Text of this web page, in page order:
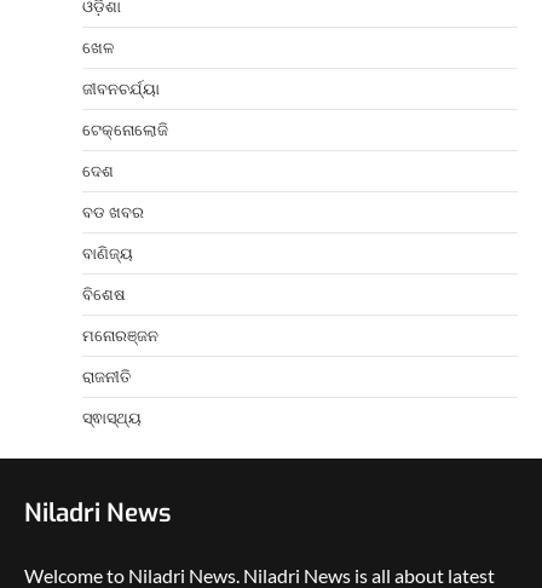
ଓଡ଼ିଶା
ଖେଳ
ଜୀବନଚର୍ଯ୍ୟା
ଟେକ୍ନୋଲୋଜି
ଦେଶ
ବଡ ଖବର
ବାଣିଜ୍ୟ
ବିଶେଷ
ମନୋରଞ୍ଜନ
ରାଜନୀତି
ସ୍ଵାସ୍ଥ୍ୟ
Niladri News
Welcome to Niladri News. Niladri News is all about latest